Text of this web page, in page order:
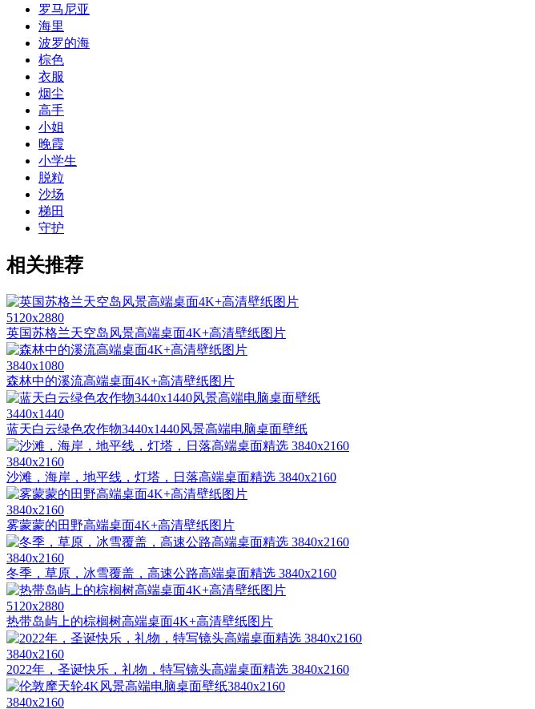
罗马尼亚
海里
波罗的海
棕色
衣服
烟尘
高手
小姐
晚霞
小学生
脱粒
沙场
梯田
守护
相关推荐
5120x2880
英国苏格兰天空岛风景高端桌面4K+高清壁纸图片
3840x1080
森林中的溪流高端桌面4K+高清壁纸图片
3440x1440
蓝天白云绿色农作物3440x1440风景高端电脑桌面壁纸
3840x2160
沙滩，海岸，地平线，灯塔，日落高端桌面精选 3840x2160
3840x2160
雾蒙蒙的田野高端桌面4K+高清壁纸图片
3840x2160
冬季，草原，冰雪覆盖，高速公路高端桌面精选 3840x2160
5120x2880
热带岛屿上的棕榈树高端桌面4K+高清壁纸图片
3840x2160
2022年，圣诞快乐，礼物，特写镜头高端桌面精选 3840x2160
3840x2160